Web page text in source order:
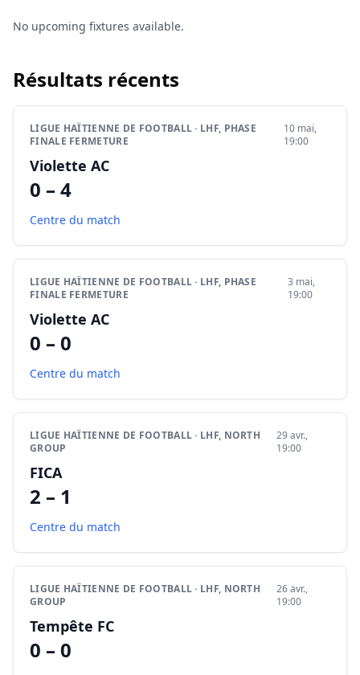
No upcoming fixtures available.
Résultats récents
LIGUE HAÏTIENNE DE FOOTBALL · LHF, PHASE
FINALE FERMETURE
10 mai,
19:00
Violette AC
0 – 4
Centre du match
LIGUE HAÏTIENNE DE FOOTBALL · LHF, PHASE
FINALE FERMETURE
3 mai,
19:00
Violette AC
0 – 0
Centre du match
LIGUE HAÏTIENNE DE FOOTBALL · LHF, NORTH
GROUP
29 avr.,
19:00
FICA
2 – 1
Centre du match
LIGUE HAÏTIENNE DE FOOTBALL · LHF, NORTH
GROUP
26 avr.,
19:00
Tempête FC
0 – 0